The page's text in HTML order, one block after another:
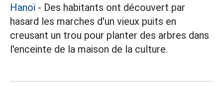
Hanoï- Des habitants ont découvert par
hasard les marches d'un vieux puits en
creusant un trou pour planter des arbres dans
l'enceinte de la maison de la culture.